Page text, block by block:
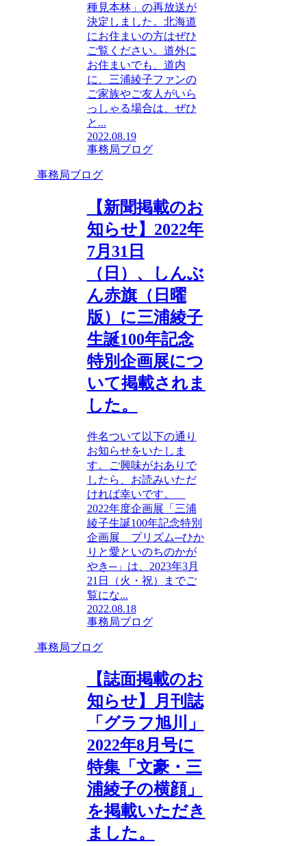
種見本林」の再放送が
決定しました。北海道
にお住まいの方はぜひ
ご覧ください。道外に
お住まいでも、道内
に、三浦綾子ファンの
ご家族やご友人がいら
っしゃる場合は、ぜひ
と...
2022.08.19
事務局ブログ
事務局ブログ
【新聞掲載のお
知らせ】2022年
7月31日
（日）、しんぶ
ん赤旗（日曜
版）に三浦綾子
生誕100年記念
特別企画展につ
いて掲載されま
した。
件名ついて以下の通り
お知らせをいたしま
す。ご興味がおありで
したら、お読みいただ
ければ幸いです。
2022年度企画展「三浦
綾子生誕100年記念特別
企画展 プリズム─ひか
りと愛といのちのかが
やき─」は、2023年3月
21日（火・祝）までご
覧にな...
2022.08.18
事務局ブログ
事務局ブログ
【誌面掲載のお
知らせ】月刊誌
「グラフ旭川」
2022年8月号に
特集「文豪・三
浦綾子の横顔」
を掲載いただき
ました。